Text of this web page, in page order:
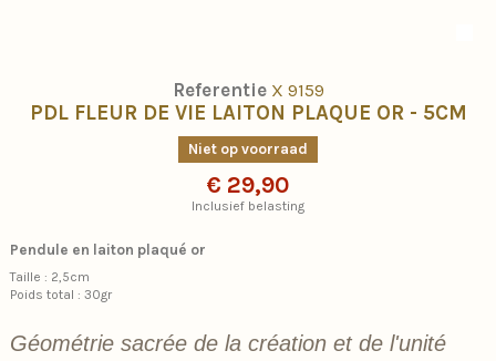
Referentie X 9159
PDL FLEUR DE VIE LAITON PLAQUE OR - 5CM
Niet op voorraad
€ 29,90
Inclusief belasting
Pendule en laiton plaqué or
Taille : 2,5cm
Poids total : 30gr
Géométrie sacrée de la création et de l'unité